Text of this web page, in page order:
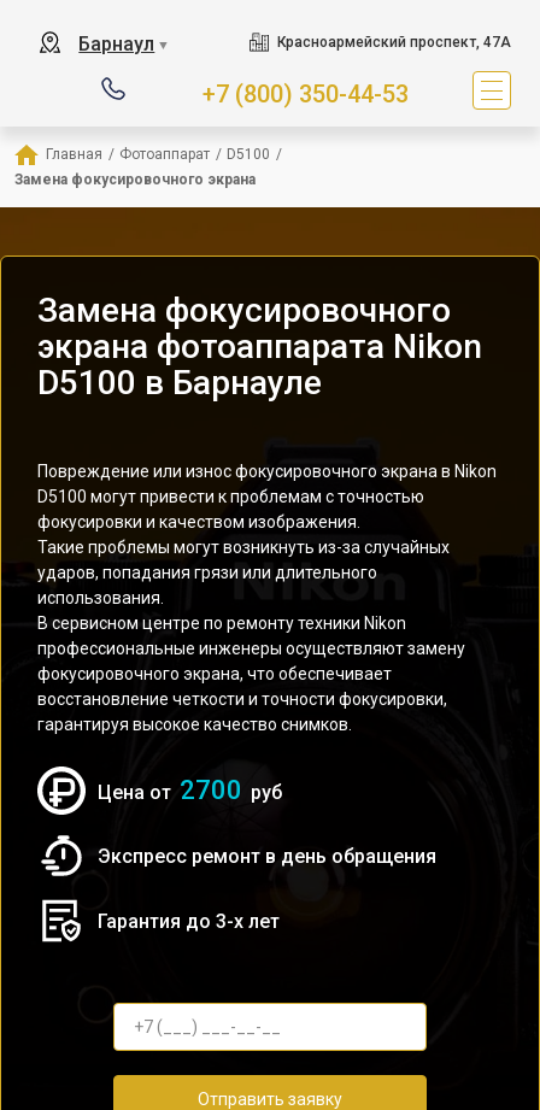
Барнаул ▼ Красноармейский проспект, 47А
+7 (800) 350-44-53
Главная / Фотоаппарат / D5100 /
Замена фокусировочного экрана
Замена фокусировочного
экрана фотоаппарата Nikon
D5100 в Барнауле
Повреждение или износ фокусировочного экрана в Nikon
D5100 могут привести к проблемам с точностью
фокусировки и качеством изображения.
Такие проблемы могут возникнуть из-за случайных
ударов, попадания грязи или длительного
использования.
В сервисном центре по ремонту техники Nikon
профессиональные инженеры осуществляют замену
фокусировочного экрана, что обеспечивает
восстановление четкости и точности фокусировки,
гарантируя высокое качество снимков.
Цена от 2700 руб
Экспресс ремонт в день обращения
Гарантия до 3-х лет
Отправить заявку